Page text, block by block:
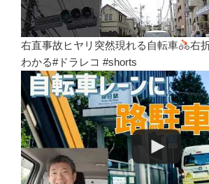
右直事故ヒヤリ突然現れる自転車
右
わかる#ドラレコ #shorts